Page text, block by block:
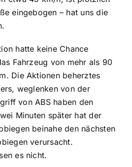
eingebogen – hat uns die
hatte keine Chance
Fahrzeug von mehr als 90
Die Aktionen beherztes
weglenken von der
von ABS haben den
Minuten später hat der
beinahe den nächsten
verursacht.
es nicht.